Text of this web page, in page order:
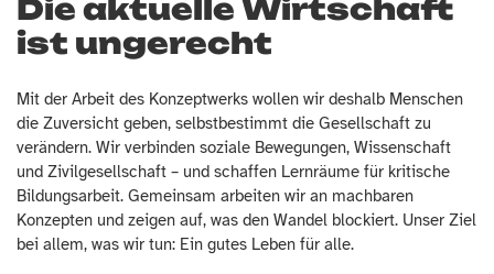
Die aktuelle Wirtschaft
ist ungerecht
Mit der Arbeit des Konzeptwerks wollen wir deshalb Menschen
die Zuversicht geben, selbstbestimmt die Gesellschaft zu
verändern. Wir verbinden soziale Bewegungen, Wissenschaft
und Zivilgesellschaft – und schaffen Lernräume für kritische
Bildungsarbeit. Gemeinsam arbeiten wir an machbaren
Konzepten und zeigen auf, was den Wandel blockiert. Unser Ziel
bei allem, was wir tun: Ein gutes Leben für alle.